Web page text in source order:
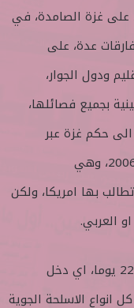
لو رجعنا بالذاكرة قليلا الى عدوان 2008 على غزة الصامدة، في
عدة، على
ودول الجوار،
بجميع فصائلها،
حكم غزة عبر
صناديق الاقتراع الحر والمباشر في عام 2006، وهي
بها امريكا، ولكن
العربي.
المفارقة الاولى ان عدوان 2008 استمر 22 يوما، اي دخل
انواع الاسلحة الجوية